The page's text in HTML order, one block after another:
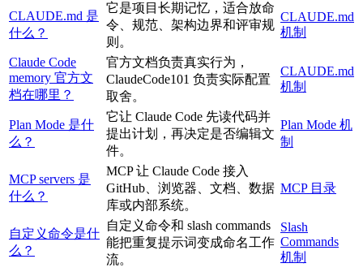
CLAUDE.md 是
什么？
它是项目长期记忆，适合放命
令、规范、架构边界和评审规
则。
CLAUDE.md
机制
Claude Code
memory 官方文
档在哪里？
官方文档负责真实行为，
ClaudeCode101 负责实际配置
取舍。
CLAUDE.md
机制
Plan Mode 是什
么？
它让 Claude Code 先读代码并
提出计划，再决定是否编辑文
件。
Plan Mode 机
制
MCP servers 是
什么？
MCP 让 Claude Code 接入
GitHub、浏览器、文档、数据
库或内部系统。
MCP 目录
自定义命令是什
么？
自定义命令和 slash commands
能把重复提示词变成命名工作
流。
Slash
Commands
机制